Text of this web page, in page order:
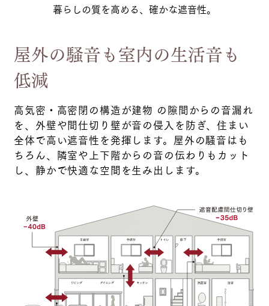
暮らしの質を高める、確かな遮音性。
屋外の騒音も室内の生活音も
低減
高気密・高密閉の構造が建物 の隙間からの音漏れ
を、外壁や間仕切り壁が音の侵入を防ぎ、住まい
全体で高い遮音性を発揮します。屋外の騒音はも
ちろん、隣室や上下階からの音の伝わりもカット
し、静かで快適な空間を生み出します。